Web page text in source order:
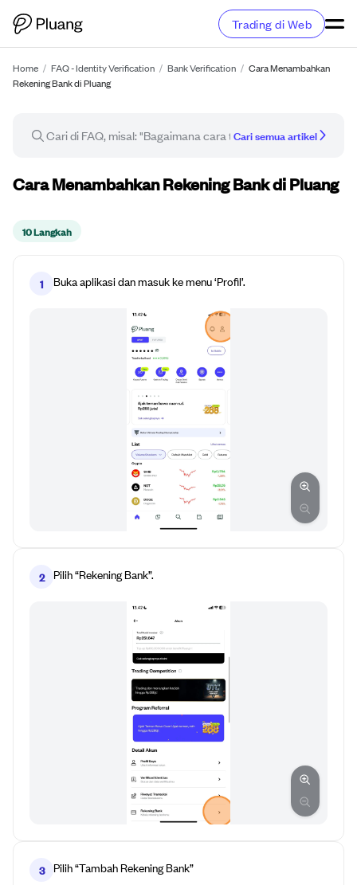
Trading di Web
Home / FAQ - Identity Verification / Bank Verification / Cara Menambahkan
Rekening Bank di Pluang
Cari semua artikel
Panduan cara
Cara Menambahkan Rekening Bank di Pluang
10 Langkah
1 Buka aplikasi dan masuk ke menu ‘Profil’.
2 Pilih “Rekening Bank”.
3 Pilih “Tambah Rekening Bank”